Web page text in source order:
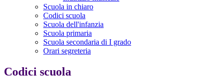
Scuola in chiaro
Codici scuola
Scuola dell'infanzia
Scuola primaria
Scuola secondaria di I grado
Orari segreteria
Codici scuola